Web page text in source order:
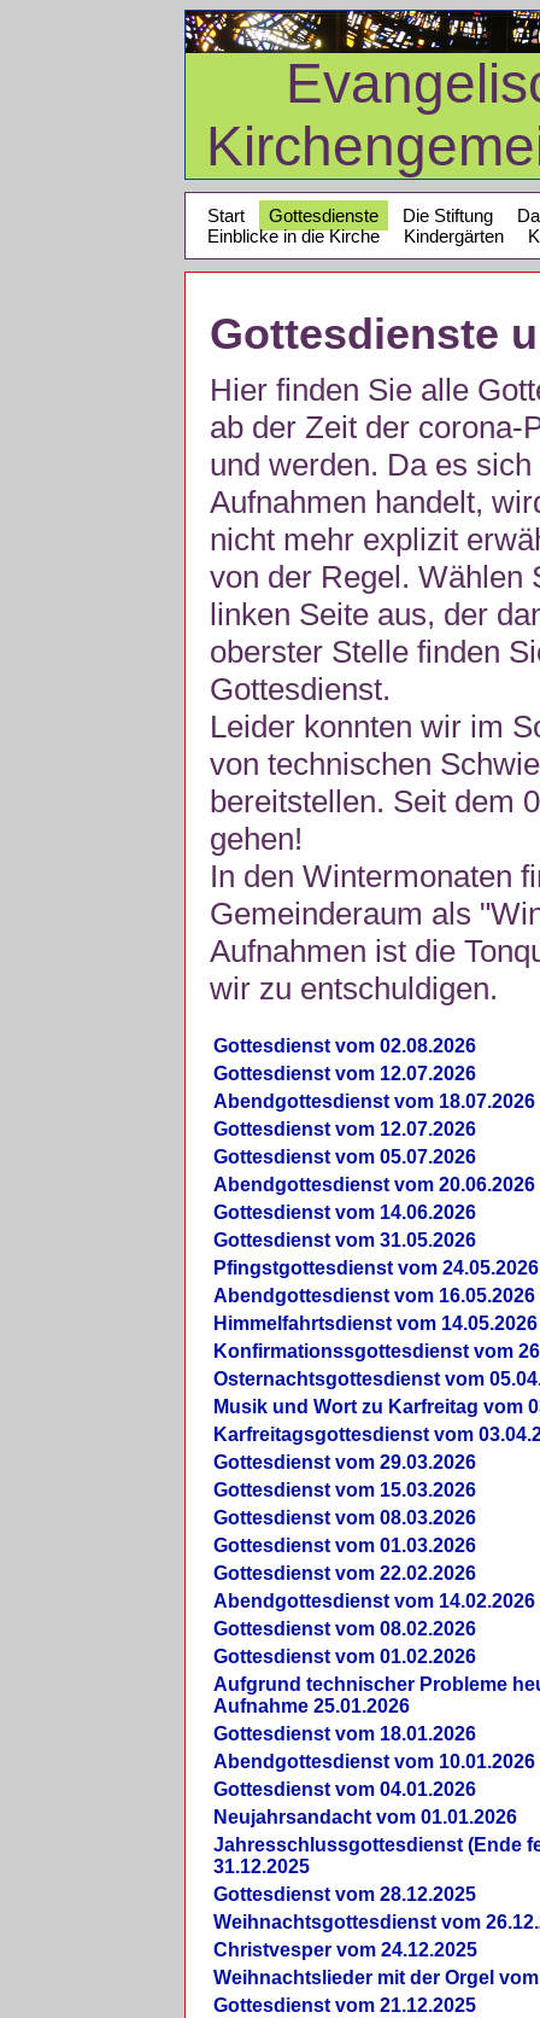
Start Gottesdienste Die Stiftung
Einblicke in die Kirche
Kindergärten
Gottesdienste
Hier finden Sie alle
ab der Zeit der corona-
und werden. Da es
Aufnahmen handelt,
nicht mehr explizit
von der Regel. Wählen
linken Seite aus, der
oberster Stelle finden
Gottesdienst.
Leider konnten wir im
von technischen
bereitstellen. Seit dem
gehen!
In den Wintermonaten
Gemeinderaum als
Aufnahmen ist die
wir zu entschuldigen.
Gottesdienst vom 02.08.2026
Gottesdienst vom 12.07.2026
Abendgottesdienst vom 18.07.2026
Gottesdienst vom 12.07.2026
Gottesdienst vom 05.07.2026
Abendgottesdienst vom 20.06.2026
Gottesdienst vom 14.06.2026
Gottesdienst vom 31.05.2026
Pfingstgottesdienst vom 24.05.2026
Abendgottesdienst vom 16.05.2026
Himmelfahrtsdienst vom 14.05.2026
Konfirmationssgottesdienst vom
Osternachtsgottesdienst vom
Musik und Wort zu Karfreitag vom
Karfreitagsgottesdienst vom
Gottesdienst vom 29.03.2026
Gottesdienst vom 15.03.2026
Gottesdienst vom 08.03.2026
Gottesdienst vom 01.03.2026
Gottesdienst vom 22.02.2026
Abendgottesdienst vom 14.02.2026
Gottesdienst vom 08.02.2026
Gottesdienst vom 01.02.2026
Aufgrund technischer Probleme
Aufnahme 25.01.2026
Gottesdienst vom 18.01.2026
Abendgottesdienst vom 10.01.2026
Gottesdienst vom 04.01.2026
Neujahrsandacht vom 01.01.2026
Jahresschlussgottesdienst (Ende
31.12.2025
Gottesdienst vom 28.12.2025
Weihnachtsgottesdienst vom
Christvesper vom 24.12.2025
Weihnachtslieder mit der Orgel vom
Gottesdienst vom 21.12.2025